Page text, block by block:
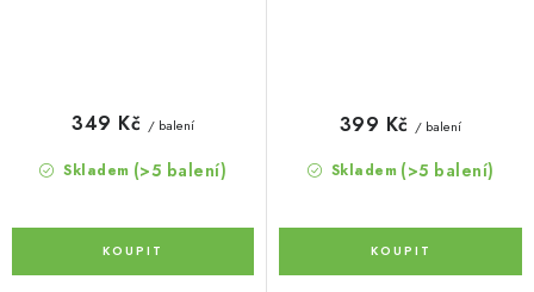
Skladem (>5 balení)
349 Kč / balení
Skladem (>5 balení)
399 Kč / balení